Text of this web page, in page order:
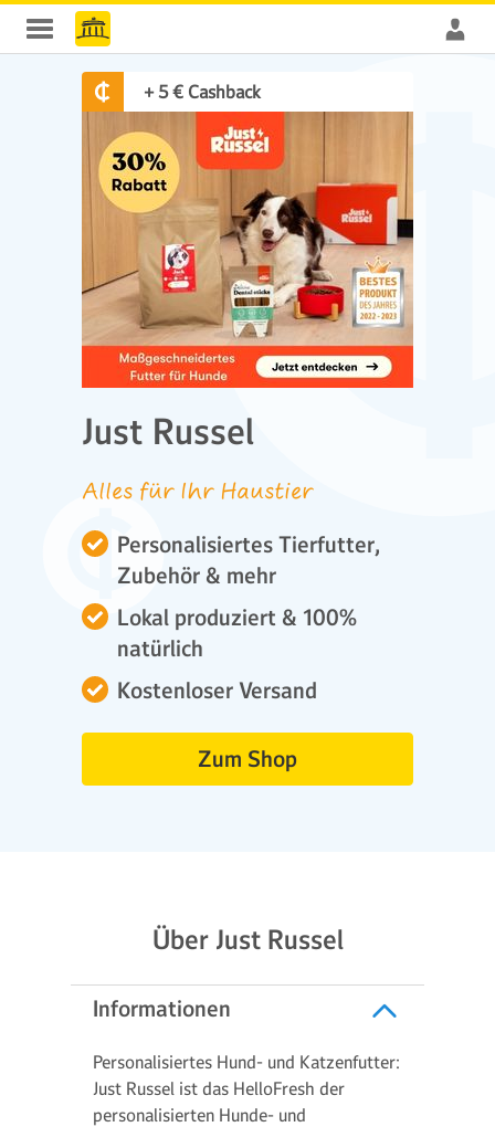
Just Russel
Alles für Ihr Haustier
Personalisiertes Tierfutter,
Zubehör & mehr
Lokal produziert & 100%
natürlich
Kostenloser Versand
+ 5 € Cashback
Zum Shop
Über Just Russel
Informationen
Personalisiertes Hund- und Katzenfutter:
Just Russel ist das HelloFresh der
personalisierten Hunde- und